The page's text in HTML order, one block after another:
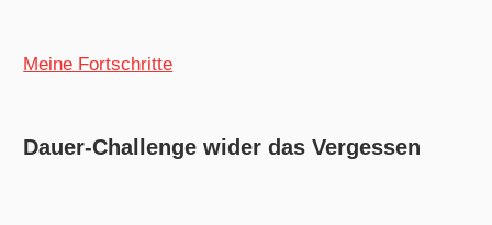
Meine Fortschritte
Dauer-Challenge wider das Vergessen